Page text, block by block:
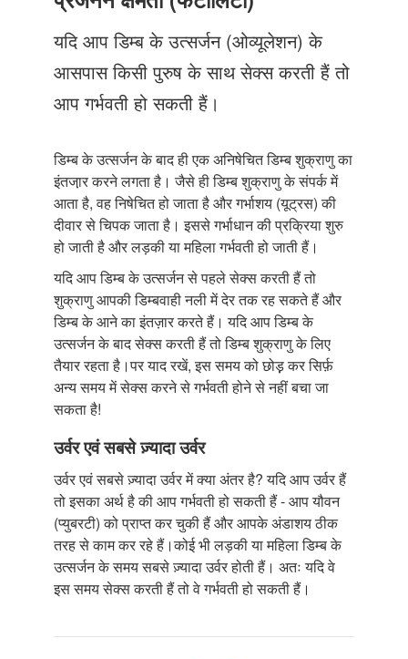
Just Poocho
संपर्क करें
यदि आप डिम्ब के उत्सर्जन (ओव्यूलेशन) के
आसपास किसी पुरुष के साथ सेक्स करती हैं तो
आप गर्भवती हो सकती हैं।
डिम्ब के उत्सर्जन के बाद ही एक अनिषेचित डिम्ब शुक्राणु का
इंतजा़र करने लगता है। जैसे ही डिम्ब शुक्राणु के संपर्क में
आता है, वह निषेचित हो जाता है और गर्भाशय (यूट्रस) की
दीवार से चिपक जाता है। इससे गर्भाधान की प्रक्रिया शुरु
हो जाती है और लड़की या महिला गर्भवती हो जाती हैं।
यदि आप डिम्ब के उत्सर्जन से पहले सेक्स करती हैं तो
शुक्राणु आपकी डिम्बवाही नली में देर तक रह सकते हैं और
डिम्ब के आने का इंतज़ार करते हैं। यदि आप डिम्ब के
उत्सर्जन के बाद सेक्स करती हैं तो डिम्ब शुक्राणु के लिए
तैयार रहता है।पर याद रखें, इस समय को छोड़़ कर सिर्फ़
अन्य समय में सेक्स करने से गर्भवती होने से नहीं बचा जा
सकता है!
उर्वर एवं सबसे ज़्यादा उर्वर
उर्वर एवं सबसे ज़्यादा उर्वर में क्या अंतर है? यदि आप उर्वर हैं
तो इसका अर्थ है की आप गर्भवती हो सकती हैं - आप यौवन
(प्युबरटी) को प्राप्त कर चुकी हैं और आपके अंडाशय ठीक
तरह से काम कर रहे हैं।कोई भी लड़की या महिला डिम्ब के
उत्सर्जन के समय सबसे ज़्यादा उर्वर होती हैं। अतः यदि वे
इस समय सेक्स करती हैं तो वे गर्भवती हो सकती हैं।